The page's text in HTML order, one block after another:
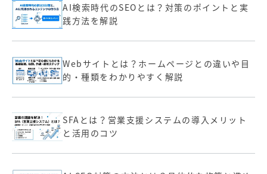
AI検索時代のSEOとは？対策のポイントと実
践方法を解説
Webサイトとは？ホームページとの違いや目
的・種類をわかりやすく解説
SFAとは？営業支援システムの導入メリット
と活用のコツ